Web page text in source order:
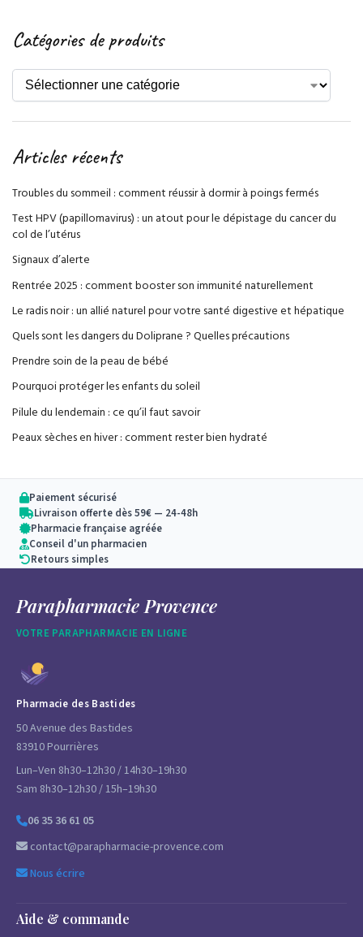
Catégories de produits
Articles récents
Troubles du sommeil : comment réussir à dormir à poings fermés
Test HPV (papillomavirus) : un atout pour le dépistage du cancer du
col de l’utérus
Signaux d’alerte
Rentrée 2025 : comment booster son immunité naturellement
Le radis noir : un allié naturel pour votre santé digestive et hépatique
Quels sont les dangers du Doliprane ? Quelles précautions
Prendre soin de la peau de bébé
Pourquoi protéger les enfants du soleil
Pilule du lendemain : ce qu’il faut savoir
Peaux sèches en hiver : comment rester bien hydraté
Paiement sécurisé
Livraison offerte dès 59€ — 24-48h
Pharmacie française agréée
Conseil d'un pharmacien
Retours simples
Parapharmacie Provence
VOTRE PARAPHARMACIE EN LIGNE
Pharmacie des Bastides
50 Avenue des Bastides
83910 Pourrières
Lun–Ven 8h30–12h30 / 14h30–19h30
Sam 8h30–12h30 / 15h–19h30
06 35 36 61 05
contact@parapharmacie-provence.com
Nous écrire
Aide & commande